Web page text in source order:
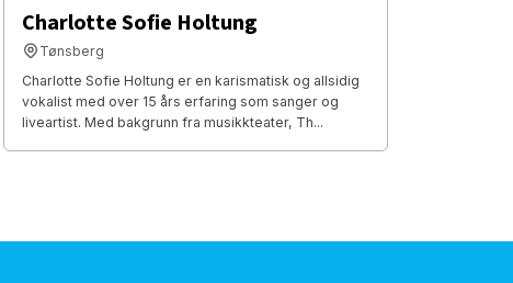
Charlotte Sofie Holtung
Tønsberg
Charlotte Sofie Holtung er en karismatisk og allsidig
vokalist med over 15 års erfaring som sanger og
liveartist. Med bakgrunn fra musikkteater, Th...